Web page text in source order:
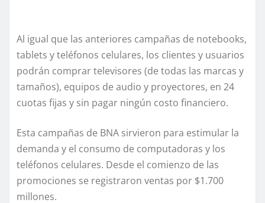
Al igual que las anteriores campañas de notebooks,
tablets y teléfonos celulares, los clientes y usuarios
podrán comprar televisores (de todas las marcas y
tamaños), equipos de audio y proyectores, en 24
cuotas fijas y sin pagar ningún costo financiero.
Esta campañas de BNA sirvieron para estimular la
demanda y el consumo de computadoras y los
teléfonos celulares. Desde el comienzo de las
promociones se registraron ventas por $1.700
millones.